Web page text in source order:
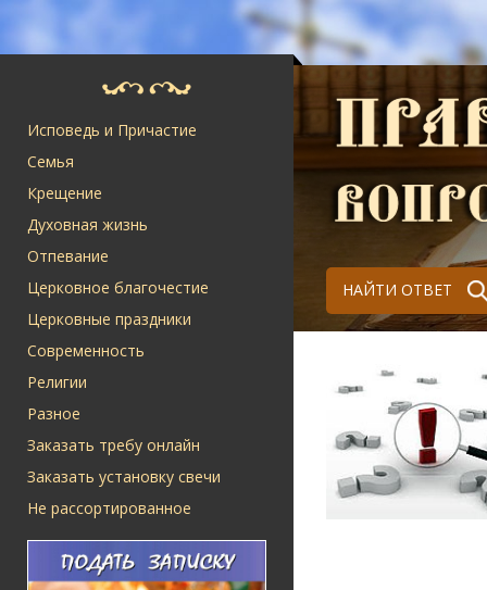
Исповедь и Причастие
Семья
Крещение
Духовная жизнь
Отпевание
Церковное благочестие
Церковные праздники
Современность
Религии
Разное
Заказать требу онлайн
Заказать установку свечи
Не рассортированное
НАЙТИ ОТВЕТ